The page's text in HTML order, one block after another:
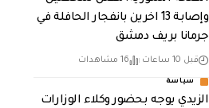
وإصابة 13 اخرين بانفجار الحافلة في
جرمانا بريف دمشق
قبل 10 ساعات 16 مشاهدات
سياسة
الزيدي يوجه بحضور وكلاء الوزارات